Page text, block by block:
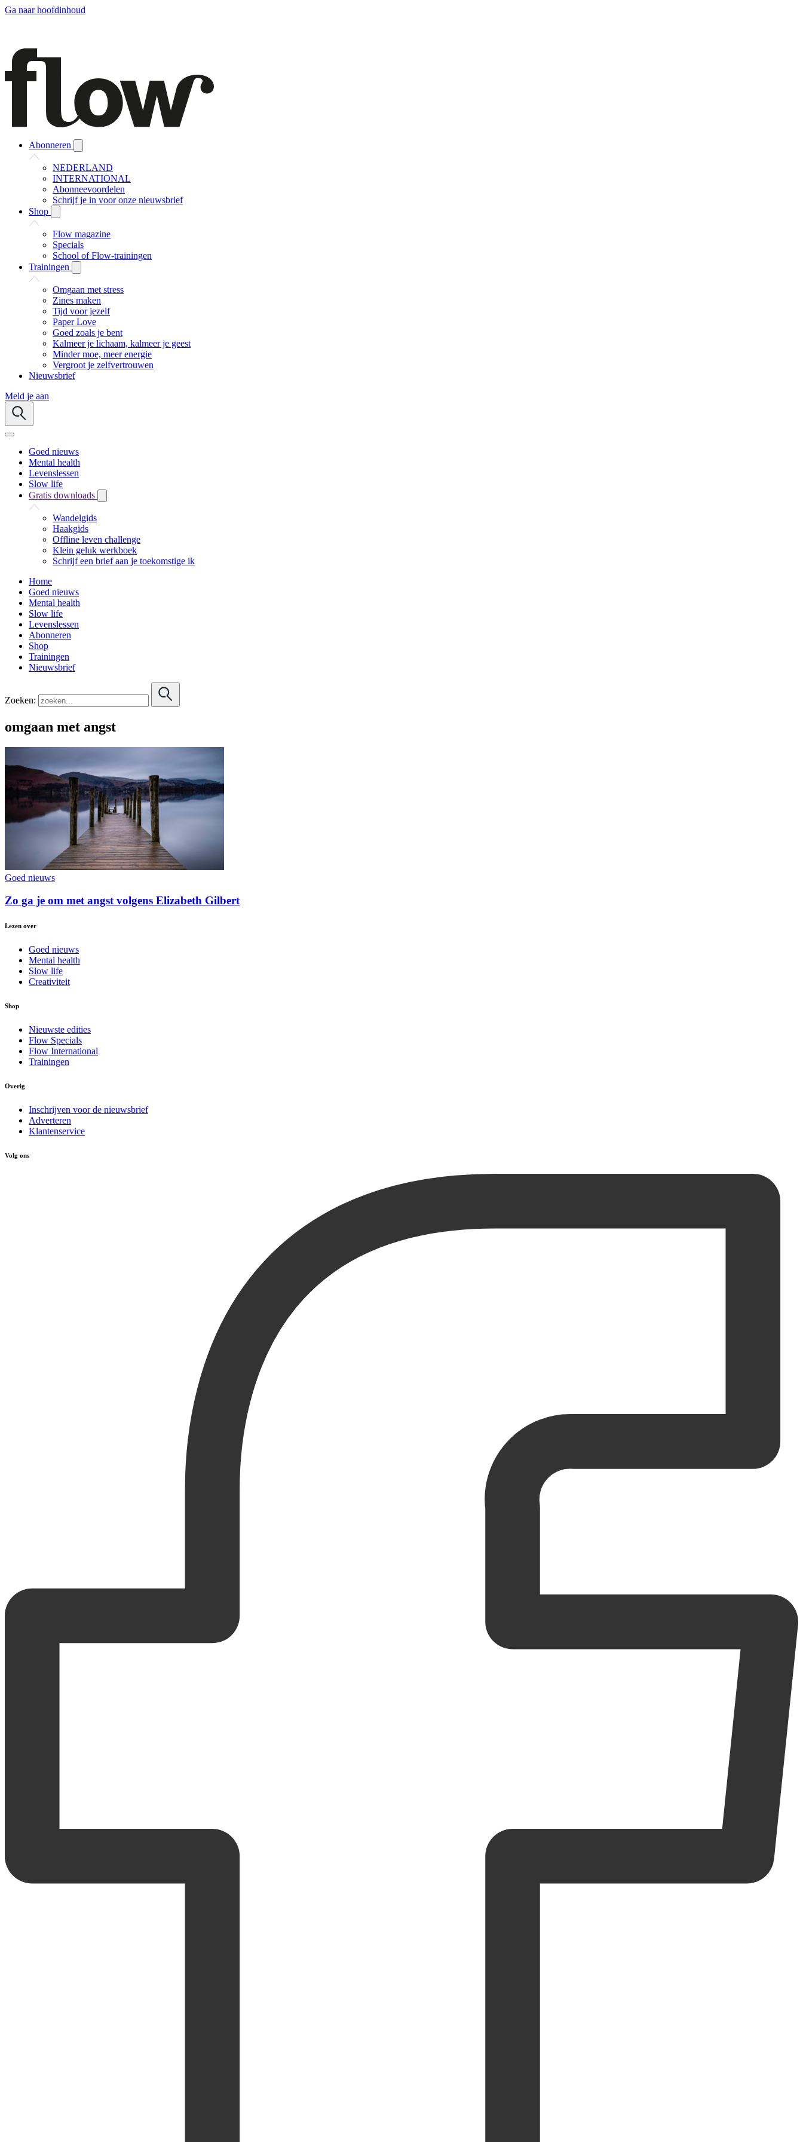
Ga naar hoofdinhoud
Abonneren
NEDERLAND
INTERNATIONAL
Abonneevoordelen
Schrijf je in voor onze nieuwsbrief
Shop
Flow magazine
Specials
School of Flow-trainingen
Trainingen
Omgaan met stress
Zines maken
Tijd voor jezelf
Paper Love
Goed zoals je bent
Kalmeer je lichaam, kalmeer je geest
Minder moe, meer energie
Vergroot je zelfvertrouwen
Nieuwsbrief
Meld je aan
Goed nieuws
Mental health
Levenslessen
Slow life
Gratis downloads
Wandelgids
Haakgids
Offline leven challenge
Klein geluk werkboek
Schrijf een brief aan je toekomstige ik
Home
Goed nieuws
Mental health
Slow life
Levenslessen
Abonneren
Shop
Trainingen
Nieuwsbrief
Zoeken:
omgaan met angst
Goed nieuws
Zo ga je om met angst volgens Elizabeth Gilbert
Lezen over
Goed nieuws
Mental health
Slow life
Creativiteit
Shop
Nieuwste edities
Flow Specials
Flow International
Trainingen
Overig
Inschrijven voor de nieuwsbrief
Adverteren
Klantenservice
Volg ons